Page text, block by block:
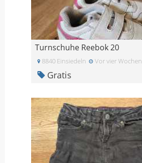
Turnschuhe Reebok 20
8840 Einsiedeln Vor vier Wochen
Gratis